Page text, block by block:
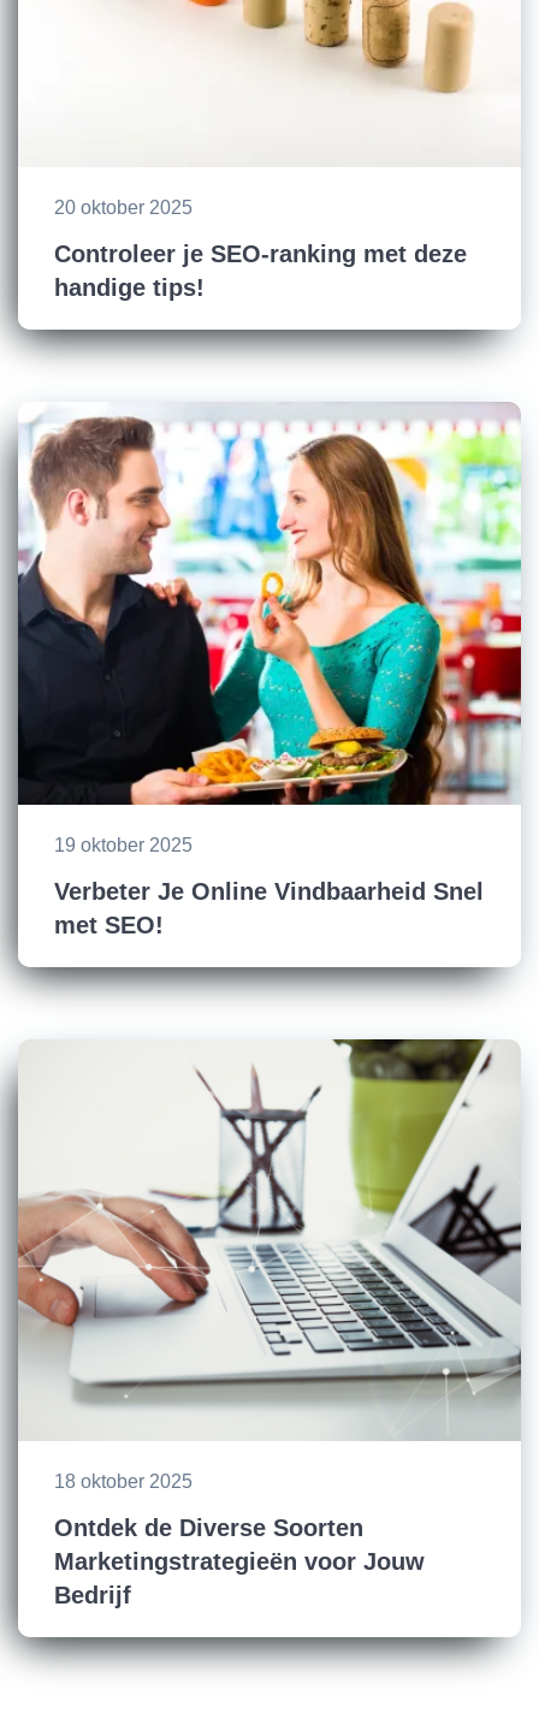
20 oktober 2025
Controleer je SEO-ranking met deze
handige tips!
19 oktober 2025
Verbeter Je Online Vindbaarheid Snel
met SEO!
18 oktober 2025
Ontdek de Diverse Soorten
Marketingstrategieën voor Jouw
Bedrijf